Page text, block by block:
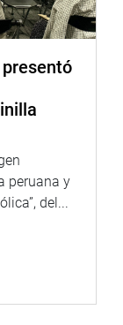
peruana y
del...